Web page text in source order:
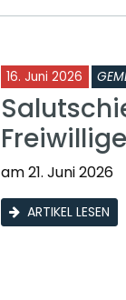
16. Juni 2026
am 21. Juni 2026
ARTIKEL LESEN